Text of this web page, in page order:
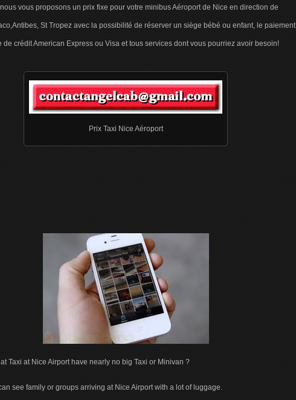
vous proposons un prix fixe pour votre minibus Aéroport de Nice en direction de
St Tropez avec la possibilité de réserver un siège bébé ou enfant, le paiement
de crédit American Express ou Visa et tous services dont vous pourriez avoir besoin!
Prix Taxi Nice Aéroport
Taxi at Nice Airport have nearly no big Taxi or Minivan ?
see family or groups arriving at Nice Airport with a lot of luggage.